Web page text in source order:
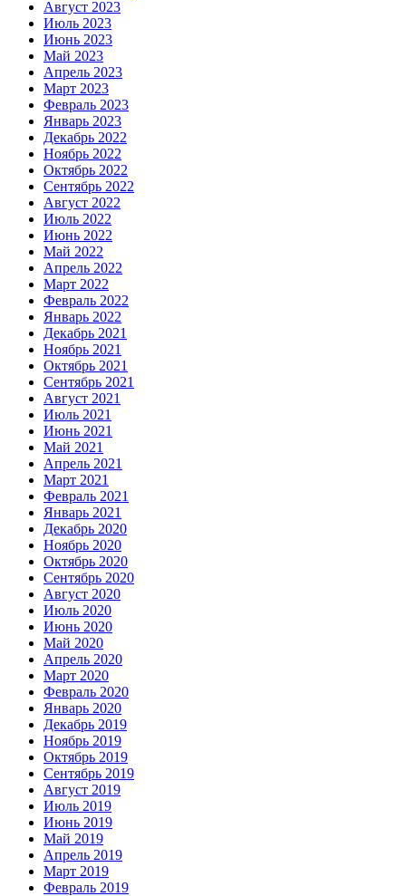
Август 2023
Июль 2023
Июнь 2023
Май 2023
Апрель 2023
Март 2023
Февраль 2023
Январь 2023
Декабрь 2022
Ноябрь 2022
Октябрь 2022
Сентябрь 2022
Август 2022
Июль 2022
Июнь 2022
Май 2022
Апрель 2022
Март 2022
Февраль 2022
Январь 2022
Декабрь 2021
Ноябрь 2021
Октябрь 2021
Сентябрь 2021
Август 2021
Июль 2021
Июнь 2021
Май 2021
Апрель 2021
Март 2021
Февраль 2021
Январь 2021
Декабрь 2020
Ноябрь 2020
Октябрь 2020
Сентябрь 2020
Август 2020
Июль 2020
Июнь 2020
Май 2020
Апрель 2020
Март 2020
Февраль 2020
Январь 2020
Декабрь 2019
Ноябрь 2019
Октябрь 2019
Сентябрь 2019
Август 2019
Июль 2019
Июнь 2019
Май 2019
Апрель 2019
Март 2019
Февраль 2019